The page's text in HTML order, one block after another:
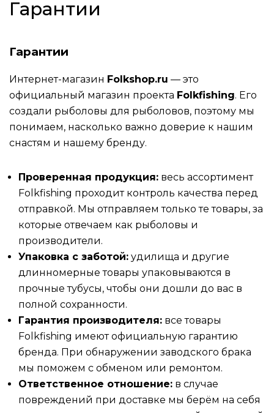
Гарантии
Гарантии
Интернет-магазин Folkshop.ru — это
официальный магазин проекта Folkfishing. Его
создали рыболовы для рыболовов, поэтому мы
понимаем, насколько важно доверие к нашим
снастям и нашему бренду.
Проверенная продукция: весь ассортимент
Folkfishing проходит контроль качества перед
отправкой. Мы отправляем только те товары, за
которые отвечаем как рыболовы и
производители.
Упаковка с заботой: удилища и другие
длинномерные товары упаковываются в
прочные тубусы, чтобы они дошли до вас в
полной сохранности.
Гарантия производителя: все товары
Folkfishing имеют официальную гарантию
бренда. При обнаружении заводского брака
мы поможем с обменом или ремонтом.
Ответственное отношение: в случае
повреждений при доставке мы берём на себя